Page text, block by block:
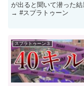
が出ると聞いて潜った
→ #スプラトゥーン
スプラトゥーン３